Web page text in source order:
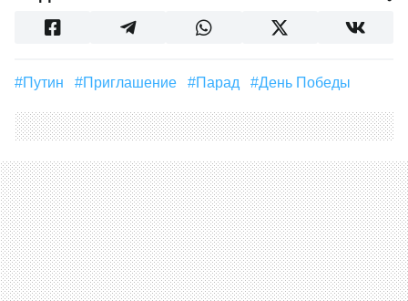
#Путин #приглашение #парад #День Победы